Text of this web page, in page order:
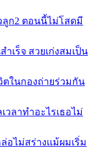
ก2 ตอนนี้ไม่โสดมี
เร็จ สวยเก่งสมเป็น
ในกองถ่ายร่วมกัน
ลาทำอะไรเธอไม่
อไม่สร่างเเม้ผมเริ่ม